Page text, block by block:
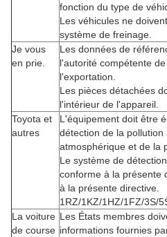
fonction du type de
Les véhicules ne
système de freinage.
Je vous
en prie.
Les données de
l'autorité compétente
l'exportation.
Les pièces détachées
l'intérieur de l'appareil.
Toyota et
autres
L'équipement doit être
détection de la
atmosphérique et de la
Le système de
conforme à la présente
à la présente directive.
1RZ/1KZ/1HZ/1FZ/3S/
La voiture
de course
Les États membres
informations fournies